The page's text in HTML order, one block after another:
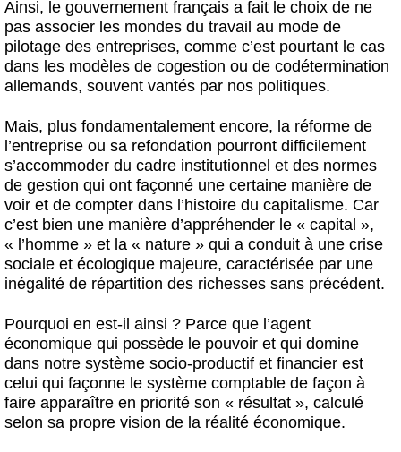
Ainsi, le gouvernement français a fait le choix de ne
pas associer les mondes du travail au mode de
pilotage des entreprises, comme c’est pourtant le cas
dans les modèles de cogestion ou de codétermination
allemands, souvent vantés par nos politiques.
Mais, plus fondamentalement encore, la réforme de
l’entreprise ou sa refondation pourront difficilement
s’accommoder du cadre institutionnel et des normes
de gestion qui ont façonné une certaine manière de
voir et de compter dans l’histoire du capitalisme. Car
c’est bien une manière d’appréhender le « capital »,
« l’homme » et la « nature » qui a conduit à une crise
sociale et écologique majeure, caractérisée par une
inégalité de répartition des richesses sans précédent.
Pourquoi en est-il ainsi ? Parce que l’agent
économique qui possède le pouvoir et qui domine
dans notre système socio-productif et financier est
celui qui façonne le système comptable de façon à
faire apparaître en priorité son « résultat », calculé
selon sa propre vision de la réalité économique.